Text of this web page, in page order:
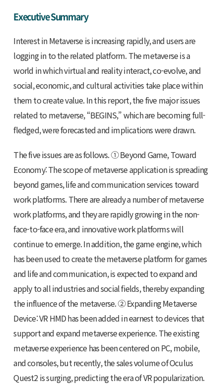
Executive Summary
Interest in Metaverse is increasing rapidly, and users are
logging in to the related platform. The metaverse is a
world in which virtual and reality interact, co-evolve, and
social, economic, and cultural activities take place within
them to create value. In this report, the five major issues
related to metaverse, “BEGINS,” which are becoming full-
fledged, were forecasted and implications were drawn.
The five issues are as follows. ① Beyond Game, Toward
Economy: The scope of metaverse application is spreading
beyond games, life and communication services toward
work platforms. There are already a number of metaverse
work platforms, and they are rapidly growing in the non-
face-to-face era, and innovative work platforms will
continue to emerge. In addition, the game engine, which
has been used to create the metaverse platform for games
and life and communication, is expected to expand and
apply to all industries and social fields, thereby expanding
the influence of the metaverse. ② Expanding Metaverse
Device: VR HMD has been added in earnest to devices that
support and expand metaverse experience. The existing
metaverse experience has been centered on PC, mobile,
and consoles, but recently, the sales volume of Oculus
Quest2 is surging, predicting the era of VR popularization.